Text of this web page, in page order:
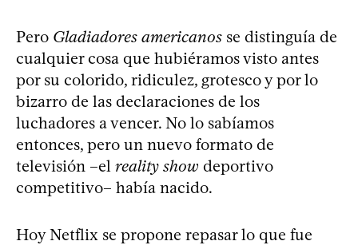
Pero Gladiadores americanos se distinguía de
cualquier cosa que hubiéramos visto antes
por su colorido, ridiculez, grotesco y por lo
bizarro de las declaraciones de los
luchadores a vencer. No lo sabíamos
entonces, pero un nuevo formato de
televisión –el reality show deportivo
competitivo– había nacido.
Hoy Netflix se propone repasar lo que fue